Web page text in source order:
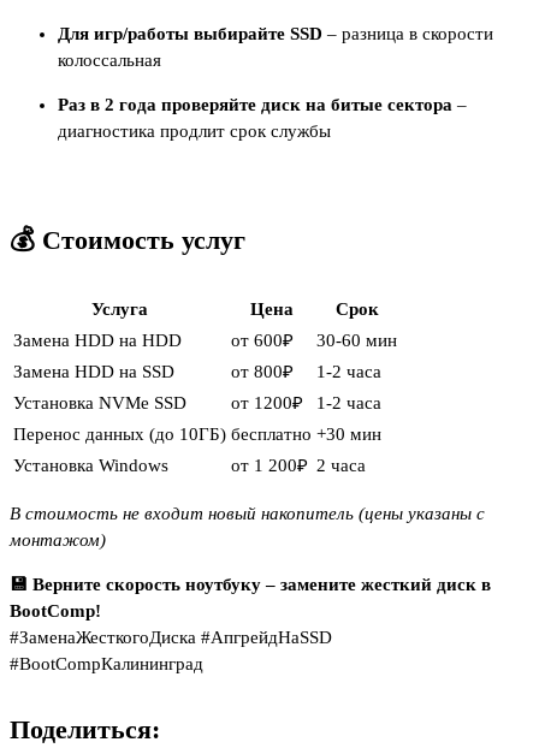
Для игр/работы выбирайте SSD – разница в скорости
колоссальная
Раз в 2 года проверяйте диск на битые сектора –
диагностика продлит срок службы
💰 Стоимость услуг
Услуга Цена
Срок
Замена HDD на HDD
от 600₽
30-60 мин
Замена HDD на SSD
от 800₽
1-2 часа
Установка NVMe SSD
от 1200₽
1-2 часа
Перенос данных (до 10ГБ) бесплатно +30 мин
Установка Windows
от 1 200₽ 2 часа
В стоимость не входит новый накопитель (цены указаны с
монтажом)
💾 Верните скорость ноутбуку – замените жесткий диск в
BootComp!
#ЗаменаЖесткогоДиска #АпгрейдНаSSD
#BootCompКалининград
Поделиться: